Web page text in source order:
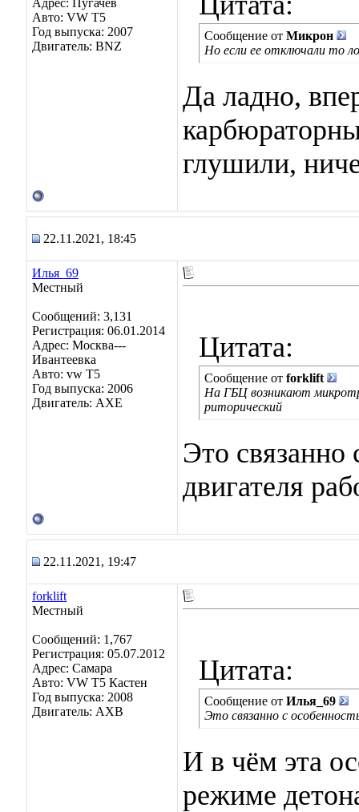
Адрес: Пугачёв
Авто: VW T5
Год выпуска: 2007
Двигатель: BNZ
Сообщение от Микрон
Но если ее отключали то
Да ладно,
глушили,
22.11.2021, 18:45
Илья_69
Местный
Сообщений: 3,131
Регистрация: 06.01.2014
Адрес: Москва---
Ивантеевка
Авто: vw T5
Год выпуска: 2006
Двигатель: AXE
Цитата:
Сообщение от forklift
На ГБЦ возникают
риторический
Это связанно
двигателя
22.11.2021, 19:47
forklift
Местный
Сообщений: 1,767
Регистрация: 05.07.2012
Адрес: Самара
Авто: VW Т5 Кастен
Год выпуска: 2008
Двигатель: АХВ
Цитата:
Сообщение от Илья_69
Это связанно с
И в чём эта
режиме